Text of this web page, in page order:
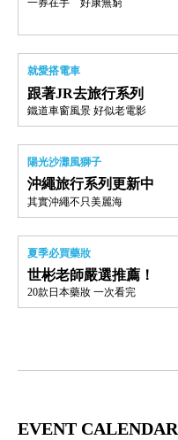
一券在手 好康無窮
就愛搭電車
跟著JR去旅行系列
鐵道車窗風景 好似老電影
陽光沙灘風獅子
沖繩旅行系列更新中
其實沖繩不只美麗海
夏季必買藥妝
世彬老師嚴選推薦！
20款日本藥妝 一次看完
EVENT CALENDAR